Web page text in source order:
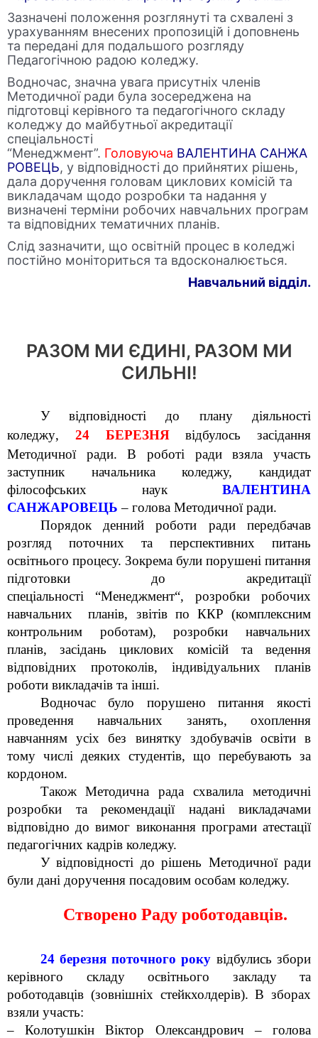
Зазначені положення розглянуті та схвалені з
урахуванням внесених пропозицій і доповнень
та передані для подальшого розгляду
Педагогічною радою коледжу.
Водночас, значна увага присутніх членів
Методичної ради була зосереджена на
підготовці керівного та педагогічного складу
коледжу до майбутньої акредитації
спеціальності
“Менеджмент”. Головуюча ВАЛЕНТИНА САНЖА
РОВЕЦЬ, у відповідності до прийнятих рішень,
дала доручення головам циклових комісій та
викладачам щодо розробки та надання у
визначені терміни робочих навчальних програм
та відповідних тематичних планів.
Слід зазначити, що освітній процес в коледжі
постійно моніториться та вдосконалюється.
Навчальний відділ.
РАЗОМ МИ ЄДИНІ, РАЗОМ МИ
СИЛЬНІ!
У відповідності до плану діяльності
коледжу, 24 БЕРЕЗНЯ
відбулось засідання
Методичної ради. В роботі ради взяла участь
заступник начальника коледжу, кандидат
філософських наук ВАЛЕНТИНА
САНЖАРОВЕЦЬ – голова Методичної ради.
Порядок денний роботи ради передбачав
розгляд поточних та перспективних питань
освітнього процесу. Зокрема були порушені питання
підготовки до акредитації
спеціальності “Менеджмент“, розробки робочих
навчальних планів, звітів по ККР (комплексним
контрольним роботам), розробки навчальних
планів, засідань циклових комісій та ведення
відповідних протоколів, індивідуальних планів
роботи викладачів та інші.
Водночас було порушено питання якості
проведення навчальних занять, охоплення
навчанням усіх без винятку здобувачів освіти в
тому числі деяких студентів, що перебувають за
кордоном.
Також Методична рада схвалила методичні
розробки та рекомендації надані викладачами
відповідно до вимог виконання програми атестації
педагогічних кадрів коледжу.
У відповідності до рішень Методичної ради
були дані доручення посадовим особам коледжу.
Створено Раду роботодавців.
24 березня поточного року відбулись збори
керівного складу освітнього закладу та
роботодавців (зовнішніх стейкхолдерів). В зборах
взяли участь:
– Колотушкін Віктор Олександрович – голова